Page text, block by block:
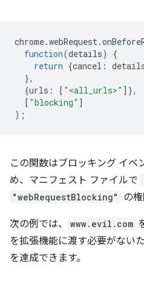
chrome.webRequest.
function(details)
{
return {cancel :
},
{urls : [ "<all_urls>" ]},
[ "blocking" ]
);
この関数はブロッキング イベ
め、マニフェスト ファイルで
"webRequestBlocking" の権
次の例では、 www.evil.com
を拡張機能に渡す必要がない
を達成できます。